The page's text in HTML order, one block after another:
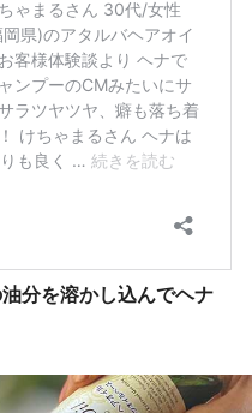
分を溶かし込んでヘナ